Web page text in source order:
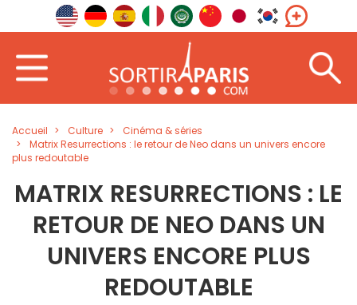
Accueil Culture
Cinéma & séries
Matrix Resurrections : le retour de Neo dans un univers encore
plus redoutable
MATRIX RESURRECTIONS : LE
RETOUR DE NEO DANS UN
UNIVERS ENCORE PLUS
REDOUTABLE